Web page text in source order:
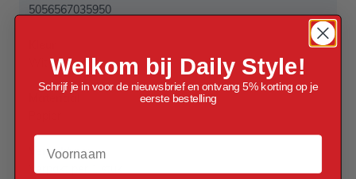
5056567035950
Verpakt per
Verpakt per 1 stuk
Welkom bij Daily Style!
Schrijf je in voor de nieuwsbrief en ontvang 5% korting op je
eerste bestelling
Voornaam